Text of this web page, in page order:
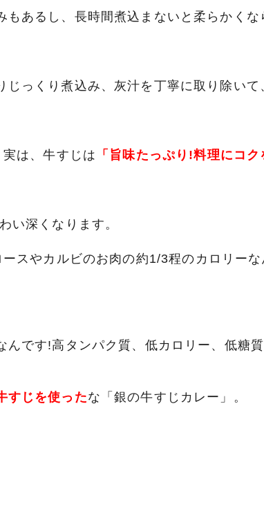
あるし、長時間煮込まないと柔らかく
っくり煮込み、灰汁を丁寧に取り除いて
は、牛すじは 「旨味たっぷり!料理にコク
い深くなります。
スやカルビのお肉の約1/3程のカロリーな
んです!高タンパク質、低カロリー、低糖質
すじを使ったな「銀の牛すじカレー」。